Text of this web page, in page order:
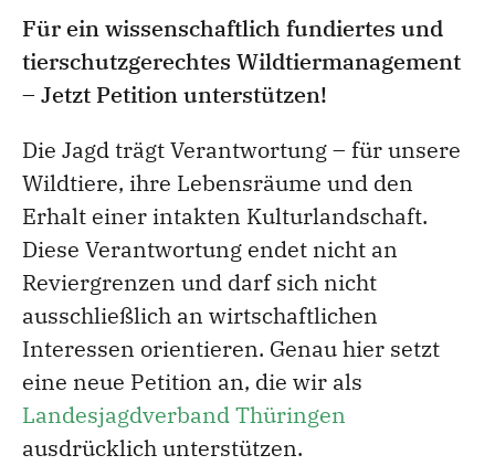
Für ein wissenschaftlich fundiertes und
tierschutzgerechtes Wildtiermanagement
– Jetzt Petition unterstützen!
Die Jagd trägt Verantwortung – für unsere
Wildtiere, ihre Lebensräume und den
Erhalt einer intakten Kulturlandschaft.
Diese Verantwortung endet nicht an
Reviergrenzen und darf sich nicht
ausschließlich an wirtschaftlichen
Interessen orientieren. Genau hier setzt
eine neue Petition an, die wir als
Landesjagdverband Thüringen
ausdrücklich unterstützen.